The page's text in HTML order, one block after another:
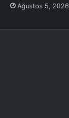
Ağustos 5, 2026